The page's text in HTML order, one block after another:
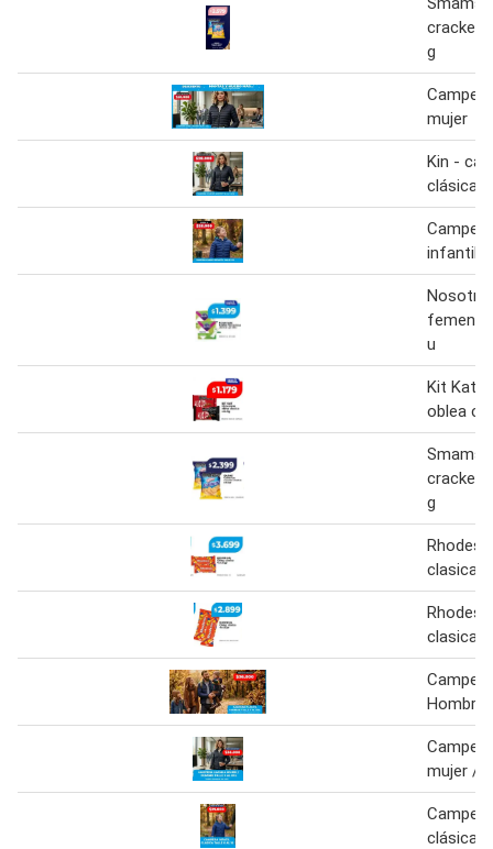
cracker
g
mujer
Kin -
clásica
infantil
u
Kit Kat
oblea
Smams
cracker
g
clasica
clasica
Hombre
mujer /
clásica